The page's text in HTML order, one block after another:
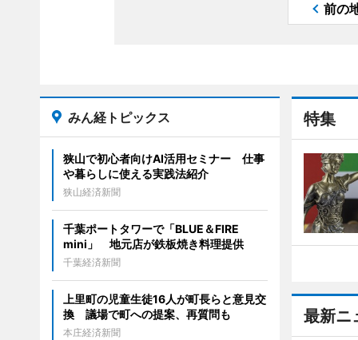
前の
特集
最新ニ
みん経トピックス
狭山で初心者向けAI活用セミナー 仕事
や暮らしに使える実践法紹介
狭山経済新聞
千葉ポートタワーで「BLUE＆FIRE
mini」 地元店が鉄板焼き料理提供
千葉経済新聞
上里町の児童生徒16人が町長らと意見交
換 議場で町への提案、再質問も
本庄経済新聞